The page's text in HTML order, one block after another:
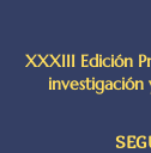
XXXIII Edición
investigación